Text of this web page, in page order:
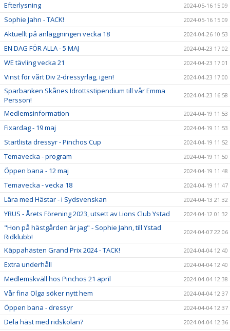
Efterlysning 2024-05-16 15:09
Sophie Jahn - TACK! 2024-05-16 15:09
Aktuellt på anläggningen vecka 18 2024-04-26 10:53
EN DAG FÖR ALLA - 5 MAJ 2024-04-23 17:02
WE tävling vecka 21 2024-04-23 17:01
Vinst för vårt Div 2-dressyrlag, igen! 2024-04-23 17:00
Sparbanken Skånes Idrottsstipendium till vår Emma
Persson!
2024-04-23 16:58
Medlemsinformation 2024-04-19 11:53
Fixardag - 19 maj 2024-04-19 11:53
Startlista dressyr - Pinchos Cup 2024-04-19 11:52
Temavecka - program 2024-04-19 11:50
Öppen bana - 12 maj 2024-04-19 11:48
Temavecka - vecka 18 2024-04-19 11:47
Lära med Hästar - i Sydsvenskan 2024-04-13 21:32
YRUS - Årets Förening 2023, utsett av Lions Club Ystad 2024-04-12 01:32
"Hon på hästgården är jag" - Sophie Jahn, till Ystad
Ridklubb!
2024-04-07 22:06
Käppahästen Grand Prix 2024 - TACK! 2024-04-04 12:40
Extra underhåll 2024-04-04 12:40
Medlemskväll hos Pinchos 21 april 2024-04-04 12:38
Vår fina Olga söker nytt hem 2024-04-04 12:37
Öppen bana - dressyr 2024-04-04 12:37
Dela häst med ridskolan? 2024-04-04 12:36